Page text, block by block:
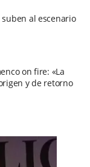
al escenario
on fire: «La
y de retorno